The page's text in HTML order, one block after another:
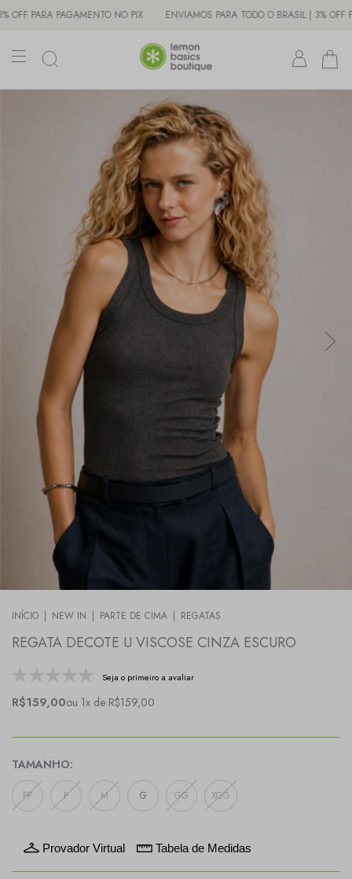
PAGAMENTO NO PIX ENVIAMOS PARA TODO O BRASIL | 3% OFF PARA
INÍCIO | NEW IN | PARTE DE CIMA | REGATAS
REGATA DECOTE U VISCOSE CINZA ESCURO
Seja o primeiro a avaliar
R$159,00ou 1x de R$159,00
TAMANHO:
PP P M G GG XGG
Provador Virtual Tabela de Medidas